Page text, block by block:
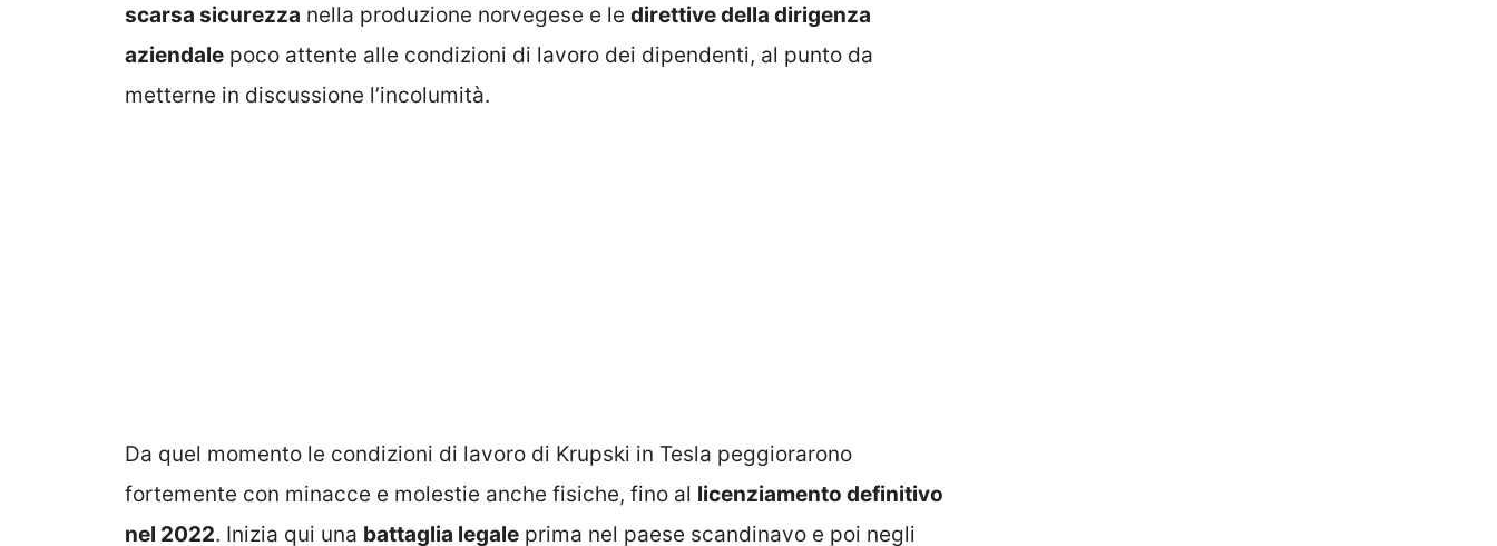
scarsa sicurezza nella produzione norvegese e le direttive della dirigenza
aziendale poco attente alle condizioni di lavoro dei dipendenti, al punto da
metterne in discussione l’incolumità.
Da quel momento le condizioni di lavoro di Krupski in Tesla peggiorarono
fortemente con minacce e molestie anche fisiche, fino al licenziamento definitivo
nel 2022. Inizia qui una battaglia legale prima nel paese scandinavo e poi negli